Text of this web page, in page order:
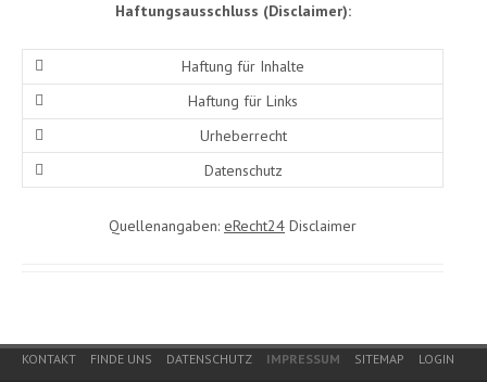
Haftungsausschluss (Disclaimer):
Haftung für Inhalte
Haftung für Links
Urheberrecht
Datenschutz
Quellenangaben: eRecht24 Disclaimer
Footer Menu
KONTAKT FINDE UNS DATENSCHUTZ IMPRESSUM SITEMAP LOGIN